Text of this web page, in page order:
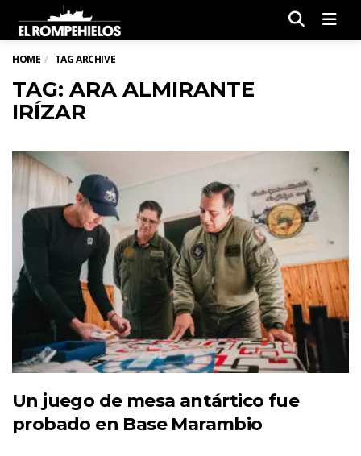
HOME TAG ARCHIVE
TAG: ARA ALMIRANTE
IRÍZAR
Un juego de mesa antártico fue
probado en Base Marambio